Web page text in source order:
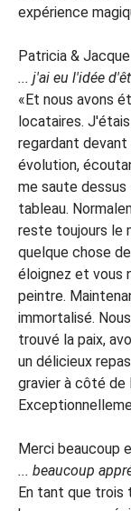
expérience
Patricia &
... j'ai eu l'idée
«Et nous avons
locataires.
regardant
évolution,
me saute dessus
tableau.
reste toujours le
quelque chose
éloignez et vous
peintre.
immortalisé.
trouvé la paix,
un délicieux
gravier à côté de
Merci beaucoup
... beaucoup
En tant que trois